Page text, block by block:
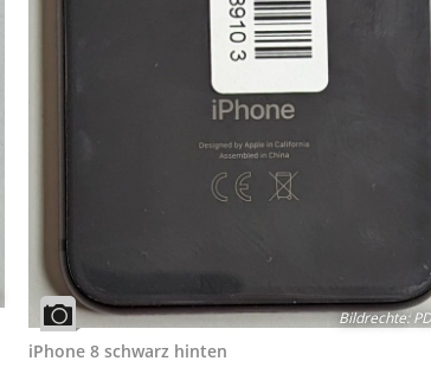
Bildrechte:
iPhone 8 schwarz hinten